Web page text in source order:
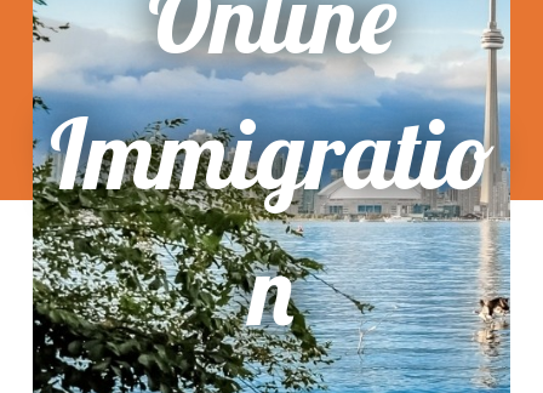
Immigratio
N